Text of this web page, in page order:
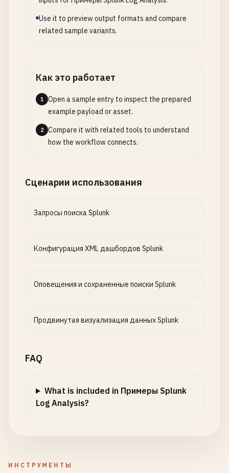
Use it to preview output formats and compare
related sample variants.
Как это работает
1
Open a sample entry to inspect the prepared
example payload or asset.
2
Compare it with related tools to understand
how the workflow connects.
Сценарии использования
Запросы поиска Splunk
Конфигурация XML дашбордов Splunk
Оповещения и сохраненные поиски Splunk
Продвинутая визуализация данных Splunk
FAQ
What is included in Примеры Splunk
Log Analysis?
ИНСТРУМЕНТЫ